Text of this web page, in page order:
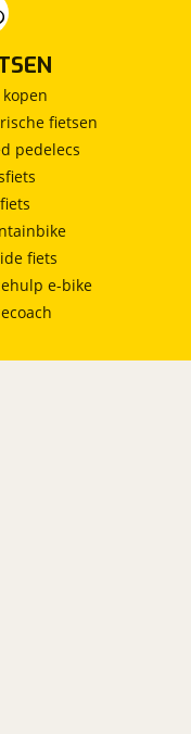
kopen
fietsen
pedelecs
fiets
e-bike